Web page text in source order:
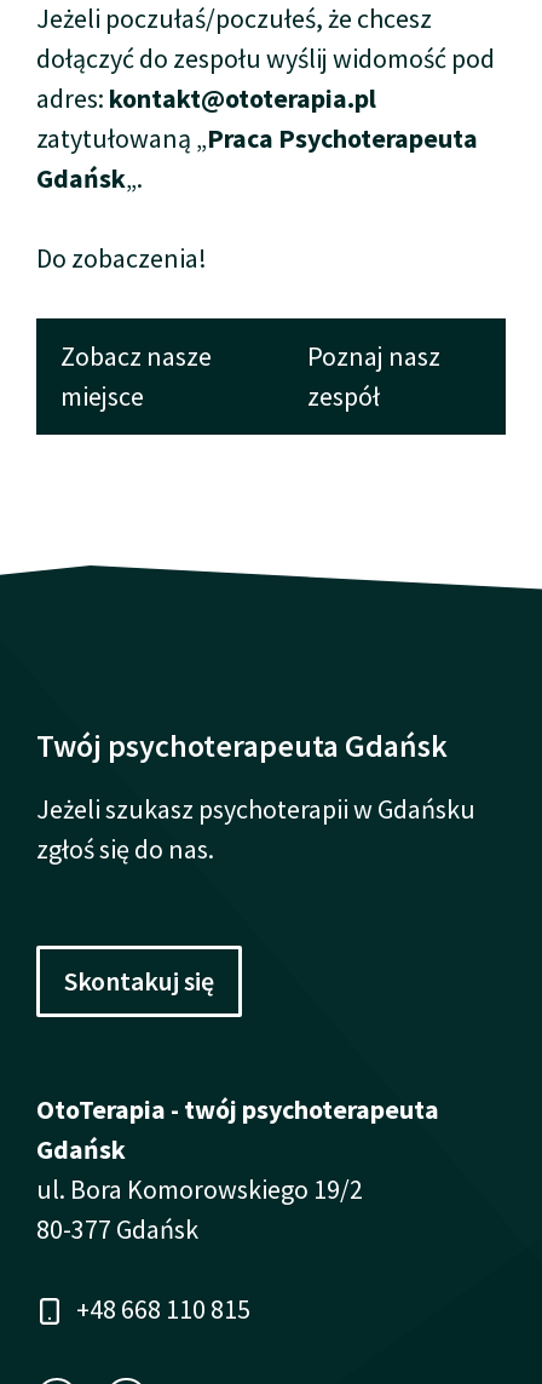
Jeżeli poczułaś/poczułeś, że chcesz
dołączyć do zespołu wyślij widomość pod
adres: kontakt@ototerapia.pl
zatytułowaną „Praca Psychoterapeuta
Gdańsk„.
Do zobaczenia!
Zobacz nasze
miejsce
Poznaj nasz
zespół
Twój psychoterapeuta Gdańsk
Jeżeli szukasz psychoterapii w Gdańsku
zgłoś się do nas.
Skontakuj się
OtoTerapia - twój psychoterapeuta
Gdańsk
ul. Bora Komorowskiego 19/2
80-377 Gdańsk
+48 668 110 815